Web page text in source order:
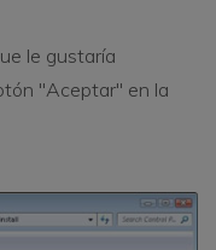
le gustaría
"Aceptar" en la